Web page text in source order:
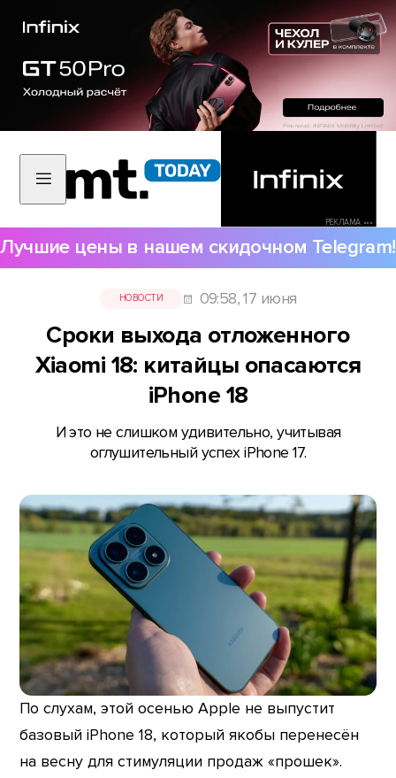
РЕКЛАМА •••
Лучшие цены в нашем скидочном Telegram!
НОВОСТИ 09:58, 17 июня
Сроки выхода отложенного
Xiaomi 18: китайцы опасаются
iPhone 18
И это не слишком удивительно, учитывая
оглушительный успех iPhone 17.
По слухам, этой осенью Apple не выпустит
базовый iPhone 18, который якобы перенесён
на весну для стимуляции продаж «прошек».